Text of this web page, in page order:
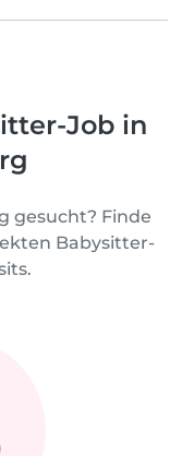
Job in
gesucht? Finde
Babysitter-